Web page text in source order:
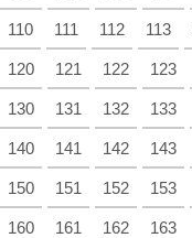
110 111 112 113
120 121 122 123
130 131 132 133
140 141 142 143
150 151 152 153
160 161 162 163